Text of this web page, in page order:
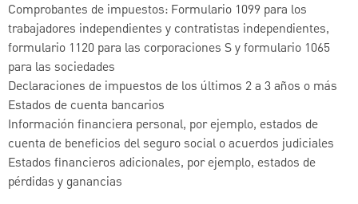
Comprobantes de impuestos: Formulario 1099 para los
trabajadores independientes y contratistas independientes,
formulario 1120 para las corporaciones S y formulario 1065
para las sociedades
Declaraciones de impuestos de los últimos 2 a 3 años o más
Estados de cuenta bancarios
Información financiera personal, por ejemplo, estados de
cuenta de beneficios del seguro social o acuerdos judiciales
Estados financieros adicionales, por ejemplo, estados de
pérdidas y ganancias